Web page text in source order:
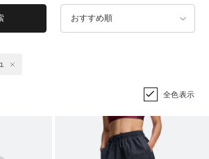
おすすめ順
全色表示